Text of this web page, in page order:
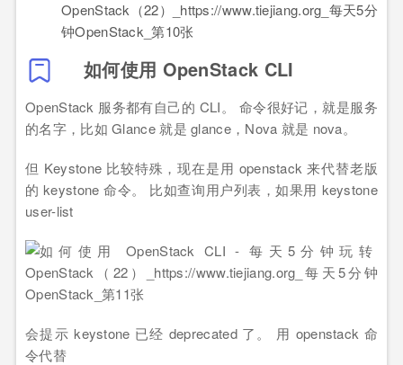
如何使用 OpenStack CLI
OpenStack 服务都有自己的 CLI。 命令很好记，就是服务
的名字，比如 Glance 就是 glance，Nova 就是 nova。
但 Keystone 比较特殊，现在是用 openstack 来代替老版
的 keystone 命令。 比如查询用户列表，如果用 keystone
user-list
会提示 keystone 已经 deprecated 了。 用 openstack 命
令代替